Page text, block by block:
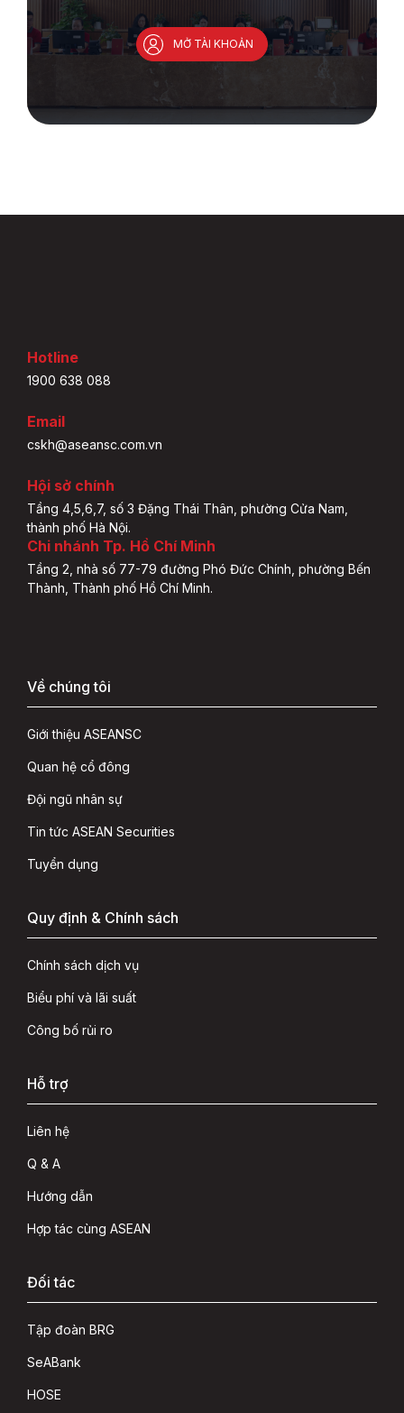
MỞ TÀI KHOẢN
Hotline
1900 638 088
Email
cskh@aseansc.com.vn
Hội sở chính
Tầng 4,5,6,7, số 3 Đặng Thái Thân, phường Cửa Nam,
thành phố Hà Nội.
Chi nhánh Tp. Hồ Chí Minh
Tầng 2, nhà số 77-79 đường Phó Đức Chính, phường Bến
Thành, Thành phố Hồ Chí Minh.
Về chúng tôi
Giới thiệu ASEANSC
Quan hệ cổ đông
Đội ngũ nhân sự
Tin tức ASEAN Securities
Tuyển dụng
Quy định & Chính sách
Chính sách dịch vụ
Biểu phí và lãi suất
Công bố rủi ro
Hỗ trợ
Liên hệ
Q & A
Hướng dẫn
Hợp tác cùng ASEAN
Đối tác
Tập đoàn BRG
SeABank
HOSE